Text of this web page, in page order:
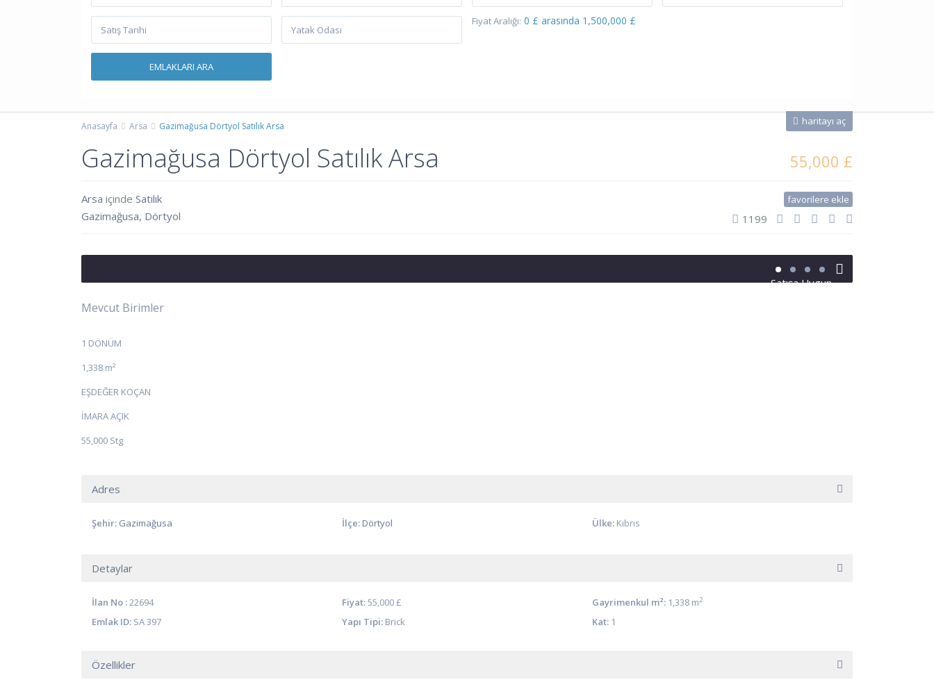
haritayı aç
Fiyat Aralığı: 0 £ arasında 1,500,000 £
Anasayfa Arsa Gazimağusa Dörtyol Satılık Arsa
Gazimağusa Dörtyol Satılık Arsa 55,000 £
Arsa içinde Satılık
Gazimağusa, Dörtyol
favorilere ekle
1199
Satışa Uygun
Mevcut Birimler
1 DÖNÜM
1,338 m²
EŞDEĞER KOÇAN
İMARA AÇIK
55,000 Stg
Adres
Şehir: Gazimağusa İlçe: Dörtyol Ülke: Kıbrıs
Detaylar
İlan No :22694 Fiyat:55,000 £ Gayrimenkul m²: 1,338 m2
Emlak ID: SA 397 Yapı Tipi: Brick Kat: 1
Özellikler